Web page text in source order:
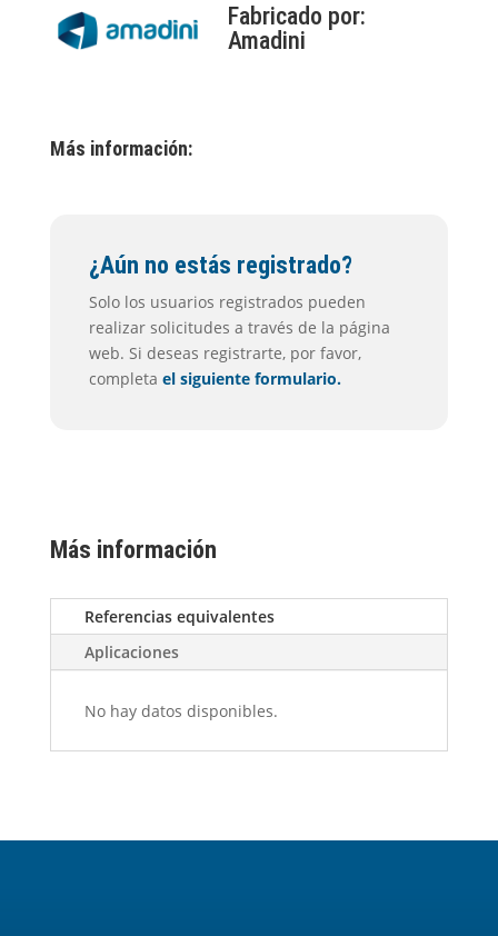
Fabricado por:
Amadini
Más información:
¿Aún no estás registrado?
Solo los usuarios registrados pueden
realizar solicitudes a través de la página
web. Si deseas registrarte, por favor,
completa el siguiente formulario.
Más información
Referencias equivalentes
Aplicaciones
No hay datos disponibles.